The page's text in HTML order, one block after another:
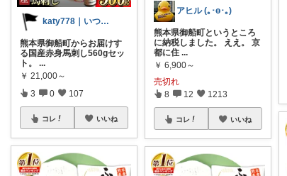
katy778｜いつも有難うございます✨
熊本県御船町からお届けす
る国産赤身馬刺し560gセッ
ト。 ...
￥ 21,000～
3 0 107
コレ いいね
アヒル (｡･ө･｡)
熊本県御船町というところ
に納税しました。 ええ。 京
都に住 ...
￥ 6,900～
売切れ
8 12 1213
コレ いいね